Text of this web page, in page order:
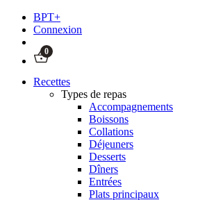
BPT+
Connexion
0
Recettes
Types de repas
Accompagnements
Boissons
Collations
Déjeuners
Desserts
Dîners
Entrées
Plats principaux